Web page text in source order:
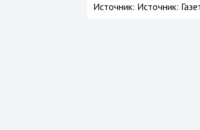
Источник: Источник: